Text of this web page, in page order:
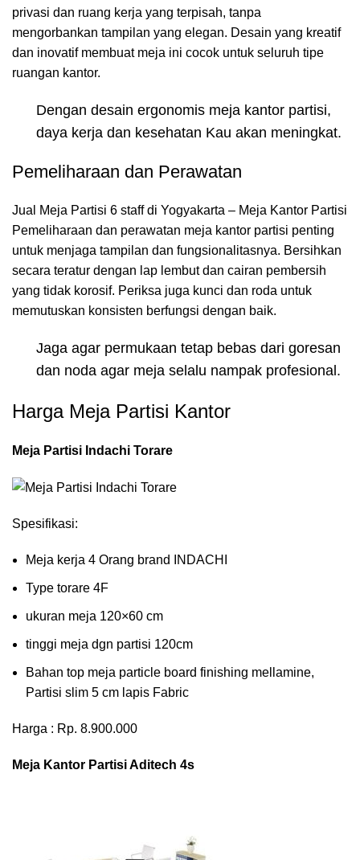
privasi dan ruang kerja yang terpisah, tanpa
mengorbankan tampilan yang elegan. Desain yang kreatif
dan inovatif membuat meja ini cocok untuk seluruh tipe
ruangan kantor.
Dengan desain ergonomis meja kantor partisi,
daya kerja dan kesehatan Kau akan meningkat.
Pemeliharaan dan Perawatan
Jual Meja Partisi 6 staff di Yogyakarta – Meja Kantor Partisi
Pemeliharaan dan perawatan meja kantor partisi penting
untuk menjaga tampilan dan fungsionalitasnya. Bersihkan
secara teratur dengan lap lembut dan cairan pembersih
yang tidak korosif. Periksa juga kunci dan roda untuk
memutuskan konsisten berfungsi dengan baik.
Jaga agar permukaan tetap bebas dari goresan
dan noda agar meja selalu nampak profesional.
Harga Meja Partisi Kantor
Meja Partisi Indachi Torare
Spesifikasi:
Meja kerja 4 Orang brand INDACHI
Type torare 4F
ukuran meja 120×60 cm
tinggi meja dgn partisi 120cm
Bahan top meja particle board finishing mellamine,
Partisi slim 5 cm lapis Fabric
Harga : Rp. 8.900.000
Meja Kantor Partisi Aditech 4s